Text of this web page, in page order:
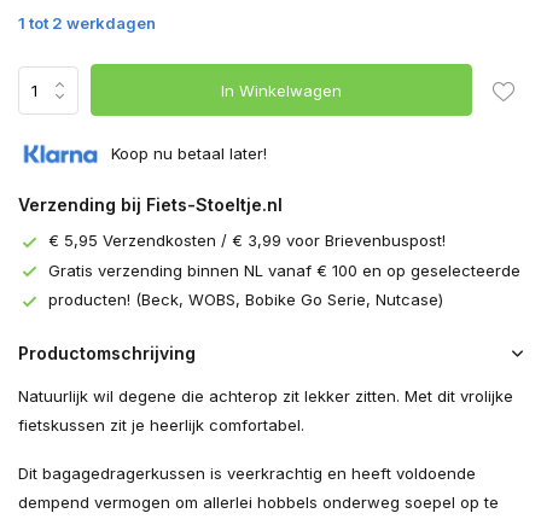
1 tot 2 werkdagen
In Winkelwagen
Koop nu betaal later!
Verzending bij Fiets-Stoeltje.nl
€ 5,95 Verzendkosten / € 3,99 voor Brievenbuspost!
Gratis verzending binnen NL vanaf € 100 en op geselecteerde
producten! (Beck, WOBS, Bobike Go Serie, Nutcase)
Productomschrijving
Natuurlijk wil degene die achterop zit lekker zitten. Met dit vrolijke
fietskussen zit je heerlijk comfortabel.
Dit bagagedragerkussen is veerkrachtig en heeft voldoende
dempend vermogen om allerlei hobbels onderweg soepel op te